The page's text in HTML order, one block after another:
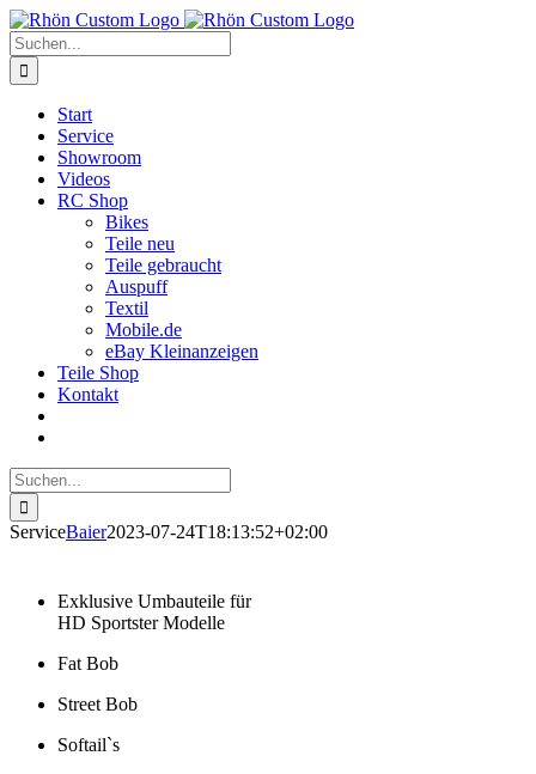
Zum
Inhalt
springen
Suche
nach:
Start
Service
Showroom
Videos
RC Shop
Bikes
Teile neu
Teile gebraucht
Auspuff
Textil
Mobile.de
eBay Kleinanzeigen
Teile Shop
Kontakt
Suche
nach:
ServiceBaier2023-07-24T18:13:52+02:00
Exklusive Umbauteile für
HD Sportster Modelle
Fat Bob
Street Bob
Softail`s